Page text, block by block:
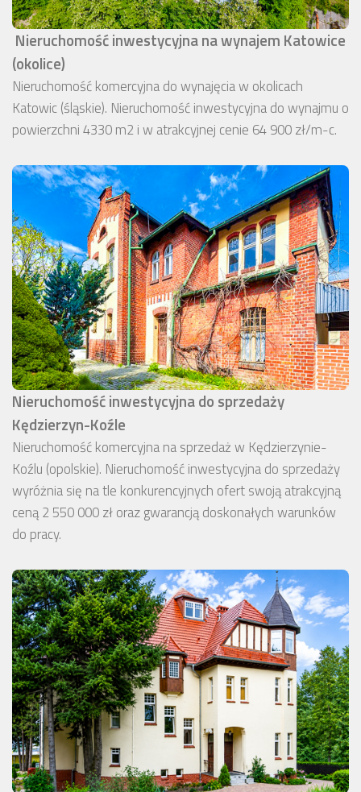
Nieruchomość inwestycyjna na wynajem Katowice
(okolice)
Nieruchomość komercyjna do wynajęcia w okolicach
Katowic (śląskie). Nieruchomość inwestycyjna do wynajmu o
powierzchni 4330 m2 i w atrakcyjnej cenie 64 900 zł/m-c.
Nieruchomość inwestycyjna do sprzedaży
Kędzierzyn-Koźle
Nieruchomość komercyjna na sprzedaż w Kędzierzynie-
Koźlu (opolskie). Nieruchomość inwestycyjna do sprzedaży
wyróżnia się na tle konkurencyjnych ofert swoją atrakcyjną
ceną 2 550 000 zł oraz gwarancją doskonałych warunków
do pracy.